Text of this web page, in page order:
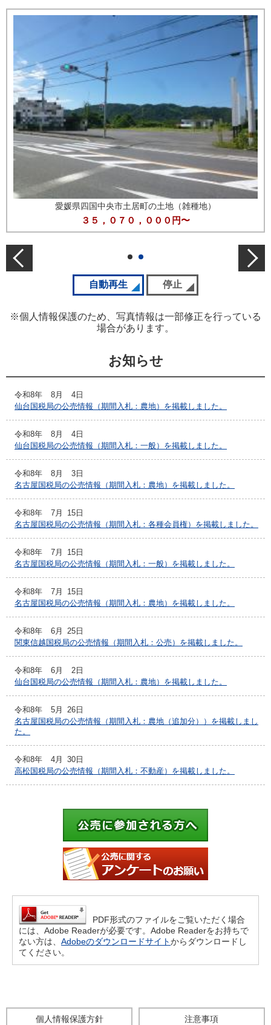
愛媛県四国中央市土居町の土地（雑種地）
３５，０７０，０００円〜
前の公売情報 次
スライドの自動再生を開始
自動再生 スライドの自動再生を停
停止
※個人情報保護のため、写真情報は一部修正を行っている
場合があります。
お知らせ
令和8年 8月
4日
仙台国税局の公売情報（期間入札：農地）を掲載しました。
令和8年 8月
4日
仙台国税局の公売情報（期間入札：一般）を掲載しました。
令和8年 8月
3日
名古屋国税局の公売情報（期間入札：農地）を掲載しました。
令和8年 7月
15日
名古屋国税局の公売情報（期間入札：各種会員権）を掲載しました。
令和8年 7月
15日
名古屋国税局の公売情報（期間入札：一般）を掲載しました。
令和8年 7月
15日
名古屋国税局の公売情報（期間入札：農地）を掲載しました。
令和8年 6月
25日
関東信越国税局の公売情報（期間入札：公売）を掲載しました。
令和8年 6月
2日
仙台国税局の公売情報（期間入札：農地）を掲載しました。
令和8年 5月
26日
名古屋国税局の公売情報（期間入札：農地（追加分））を掲載しまし
た。
令和8年 4月
30日
高松国税局の公売情報（期間入札：不動産）を掲載しました。
PDF形式のファイルをご覧いただく場合
には、Adobe Readerが必要です。Adobe Readerをお持ちで
ない方は、 Adobeのダウンロードサイトからダウンロードし
てください。
個人情報保護方針 注意事項